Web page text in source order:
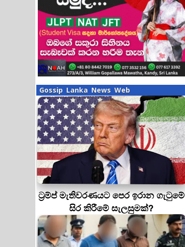
Gossip Lanka News Web
ට්‍රම්ප් මැතිවරණයට පෙර ඉරාන ගැටුමේ
සිර කිරීමේ සැලසුමක්?